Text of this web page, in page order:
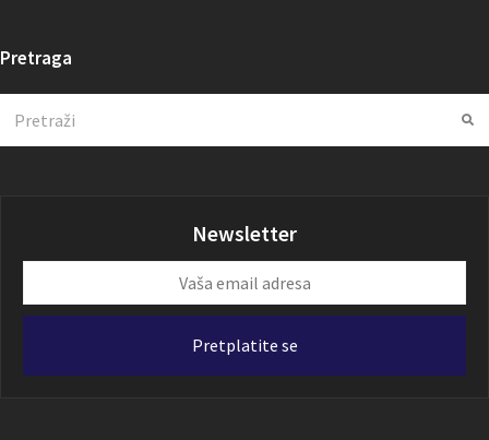
Pretraga
Newsletter
email
Pretplatite se